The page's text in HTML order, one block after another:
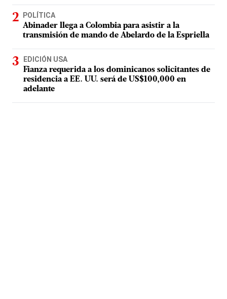
POLÍTICA
Abinader llega a Colombia para asistir a la
transmisión de mando de Abelardo de la Espriella
EDICIÓN USA
Fianza requerida a los dominicanos solicitantes de
residencia a EE. UU. será de US$100,000 en
adelante